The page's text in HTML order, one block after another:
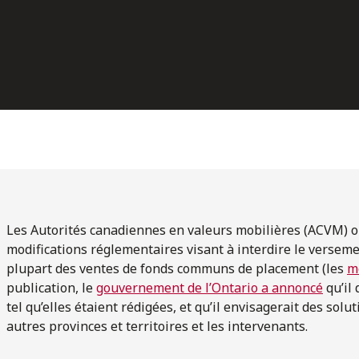
Les Autorités canadiennes en valeurs mobilières (ACVM)
modifications réglementaires visant à interdire le
plupart des ventes de fonds communs de placement (les
publication, legouvernement de l’Ontario a annoncéqu’il
tel qu’elles étaient rédigées, et qu’il envisagerait des
autres provinces et territoires et les intervenants.